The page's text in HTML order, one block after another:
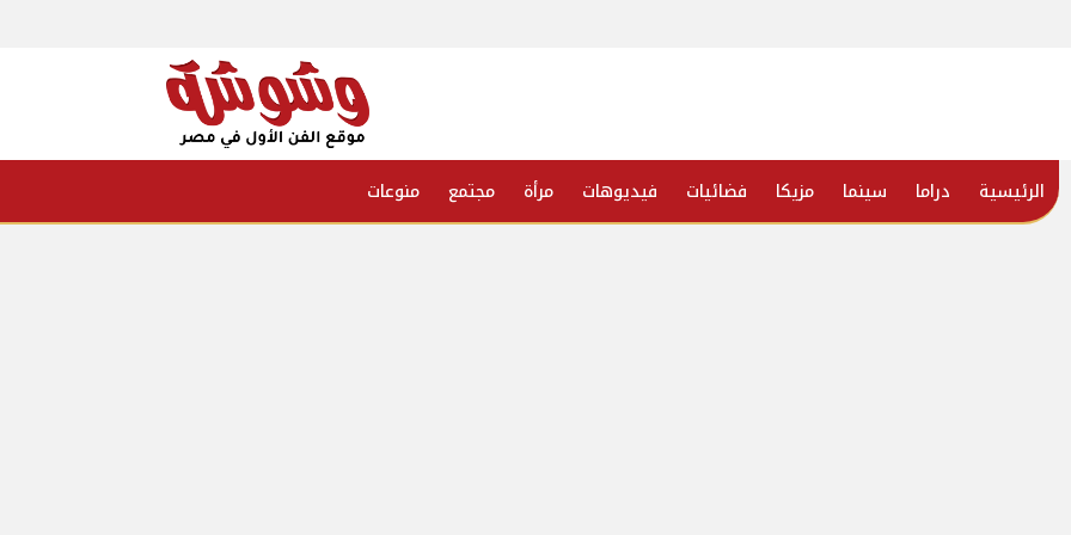
الرئيسية دراما سينما مزيكا فضائيات فيديوهات مرأة مجتمع منوعات